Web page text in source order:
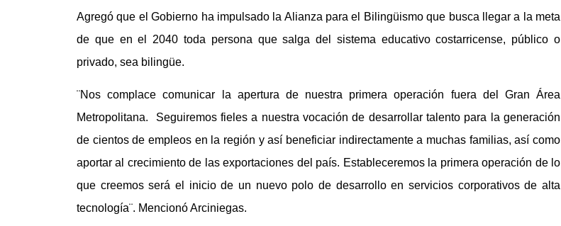
Agregó que el Gobierno ha impulsado la Alianza para el Bilingüismo que busca llegar a la meta
de que en el 2040 toda persona que salga del sistema educativo costarricense, público o
privado, sea bilingüe.
¨Nos complace comunicar la apertura de nuestra primera operación fuera del Gran Área
Metropolitana. Seguiremos fieles a nuestra vocación de desarrollar talento para la generación
de cientos de empleos en la región y así beneficiar indirectamente a muchas familias, así como
aportar al crecimiento de las exportaciones del país. Estableceremos la primera operación de lo
que creemos será el inicio de un nuevo polo de desarrollo en servicios corporativos de alta
tecnología¨. Mencionó Arciniegas.